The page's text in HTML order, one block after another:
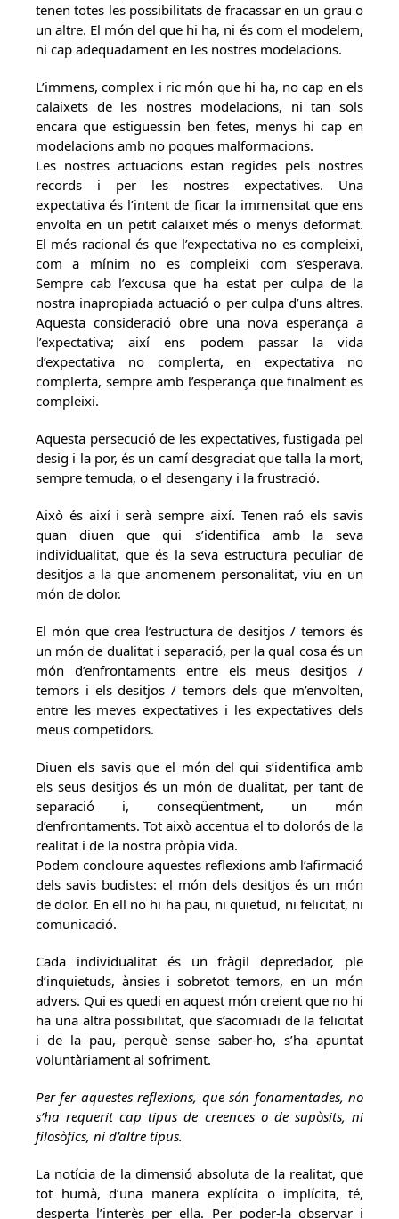
tenen totes les possibilitats de fracassar en un grau o
un altre. El món del que hi ha, ni és com el modelem,
ni cap adequadament en les nostres modelacions.
L’immens, complex i ric món que hi ha, no cap en els
calaixets de les nostres modelacions, ni tan sols
encara que estiguessin ben fetes, menys hi cap en
modelacions amb no poques malformacions.
Les nostres actuacions estan regides pels nostres
records i per les nostres expectatives. Una
expectativa és l’intent de ficar la immensitat que ens
envolta en un petit calaixet més o menys deformat.
El més racional és que l’expectativa no es compleixi,
com a mínim no es compleixi com s’esperava.
Sempre cab l’excusa que ha estat per culpa de la
nostra inapropiada actuació o per culpa d’uns altres.
Aquesta consideració obre una nova esperança a
l’expectativa; així ens podem passar la vida
d’expectativa no complerta, en expectativa no
complerta, sempre amb l’esperança que finalment es
compleixi.
Aquesta persecució de les expectatives, fustigada pel
desig i la por, és un camí desgraciat que talla la mort,
sempre temuda, o el desengany i la frustració.
Això és així i serà sempre així. Tenen raó els savis
quan diuen que qui s’identifica amb la seva
individualitat, que és la seva estructura peculiar de
desitjos a la que anomenem personalitat, viu en un
món de dolor.
El món que crea l’estructura de desitjos / temors és
un món de dualitat i separació, per la qual cosa és un
món d’enfrontaments entre els meus desitjos /
temors i els desitjos / temors dels que m’envolten,
entre les meves expectatives i les expectatives dels
meus competidors.
Diuen els savis que el món del qui s’identifica amb
els seus desitjos és un món de dualitat, per tant de
separació i, conseqüentment, un món
d’enfrontaments. Tot això accentua el to dolorós de la
realitat i de la nostra pròpia vida.
Podem concloure aquestes reflexions amb l’afirmació
dels savis budistes: el món dels desitjos és un món
de dolor. En ell no hi ha pau, ni quietud, ni felicitat, ni
comunicació.
Cada individualitat és un fràgil depredador, ple
d’inquietuds, ànsies i sobretot temors, en un món
advers. Qui es quedi en aquest món creient que no hi
ha una altra possibilitat, que s’acomiadi de la felicitat
i de la pau, perquè sense saber-ho, s’ha apuntat
voluntàriament al sofriment.
Per fer aquestes reflexions, que són fonamentades, no
s’ha requerit cap tipus de creences o de supòsits, ni
filosòfics, ni d’altre tipus.
La notícia de la dimensió absoluta de la realitat, que
tot humà, d’una manera explícita o implícita, té,
desperta l’interès per ella. Per poder-la observar i